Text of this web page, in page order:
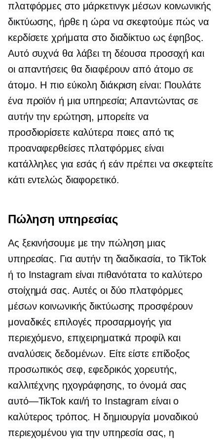
πλατφόρμες στο μάρκετινγκ μέσων κοινωνικής
δικτύωσης, ήρθε η ώρα να σκεφτούμε πώς να
κερδίσετε χρήματα στο διαδίκτυο ως έφηβος.
Αυτό συχνά θα λάβει τη δέουσα προσοχή και
οι απαντήσεις θα διαφέρουν από άτομο σε
άτομο. Η πιο εύκολη διάκριση είναι: Πουλάτε
ένα προϊόν ή μια υπηρεσία; Απαντώντας σε
αυτήν την ερώτηση, μπορείτε να
προσδιορίσετε καλύτερα ποιες από τις
προαναφερθείσες πλατφόρμες είναι
κατάλληλες για εσάς ή εάν πρέπει να σκεφτείτε
κάτι εντελώς διαφορετικό.
Πώληση υπηρεσίας
Ας ξεκινήσουμε με την πώληση μιας
υπηρεσίας. Για αυτήν τη διαδικασία, το TikTok
ή το Instagram είναι πιθανότατα το καλύτερο
στοίχημά σας. Αυτές οι δύο πλατφόρμες
μέσων κοινωνικής δικτύωσης προσφέρουν
μοναδικές επιλογές προσαρμογής για
περιεχόμενο, επιχειρηματικά προφίλ και
αναλύσεις δεδομένων. Είτε είστε επίδοξος
προσωπικός σεφ, εφεδρικός χορευτής,
καλλιτέχνης ηχογράφησης, το όνομά σας
αυτό—TikTokκαι/ή το Instagram είναι ο
καλύτερος τρόπος. Η δημιουργία μοναδικού
περιεχομένου για την υπηρεσία σας, η